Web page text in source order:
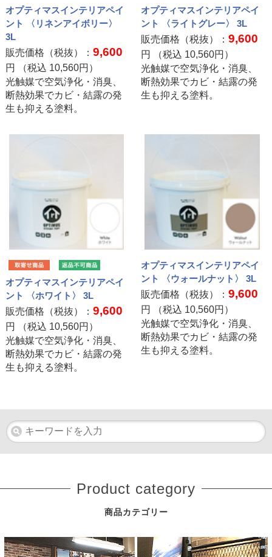
オプティマスインテリアペイ
ント 〈リネンアイボリー〉
3L
販売価格（税抜）： 9,600
円 （税込 10,560円）
光触媒で空気浄化・消臭、
断熱効果でカビ・結露の発
生も抑える塗料。
オプティマスインテリアペイ
ント 〈ライトグレー〉 3L
販売価格（税抜）：9,600
円 （税込 10,560円）
光触媒で空気浄化・消臭、
断熱効果でカビ・結露の発
生も抑える塗料。
オプティマスインテリアペイ
ント 〈ホワイト〉 3L
販売価格（税抜）： 9,600
円 （税込 10,560円）
光触媒で空気浄化・消臭、
断熱効果でカビ・結露の発
生も抑える塗料。
オプティマスインテリアペイ
ント 〈ウォールナット〉 3L
販売価格（税抜）：9,600
円 （税込 10,560円）
光触媒で空気浄化・消臭、
断熱効果でカビ・結露の発
生も抑える塗料。
Product category
商品カテゴリー